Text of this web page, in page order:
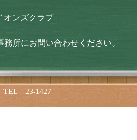
オンズクラブ
所にお問い合わせください。
23-1427